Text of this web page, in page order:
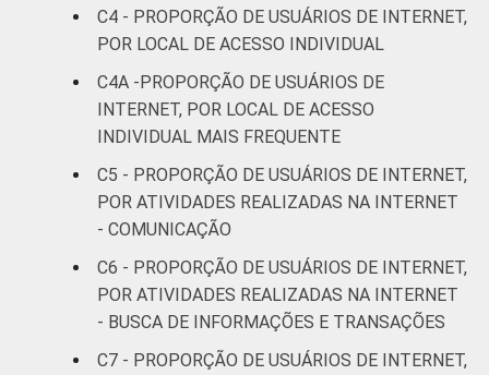
familiar
Mais de 1
SM até 2 SM
Mais de 2
Mais de 3
SM até 5 SM
Mais de 5
SM até 10
94
C4 - PROPORÇÃO DE USUÁRIOS DE INTERNET,
POR LOCAL DE ACESSO INDIVIDUAL
C4A -PROPORÇÃO DE USUÁRIOS DE
INTERNET, POR LOCAL DE ACESSO
INDIVIDUAL MAIS FREQUENTE
C5 - PROPORÇÃO DE USUÁRIOS DE INTERNET,
POR ATIVIDADES REALIZADAS NA INTERNET
- COMUNICAÇÃO
C6 - PROPORÇÃO DE USUÁRIOS DE INTERNET,
POR ATIVIDADES REALIZADAS NA INTERNET
- BUSCA DE INFORMAÇÕES E TRANSAÇÕES
C7 - PROPORÇÃO DE USUÁRIOS DE INTERNET,